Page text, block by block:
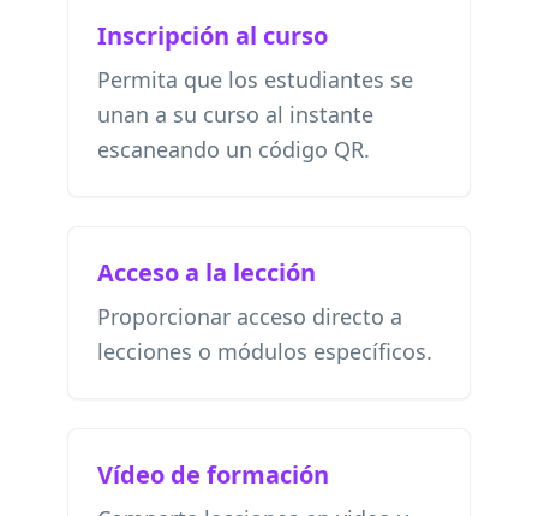
Inscripción al curso
Permita que los estudiantes se
unan a su curso al instante
escaneando un código QR.
Acceso a la lección
Proporcionar acceso directo a
lecciones o módulos específicos.
Vídeo de formación